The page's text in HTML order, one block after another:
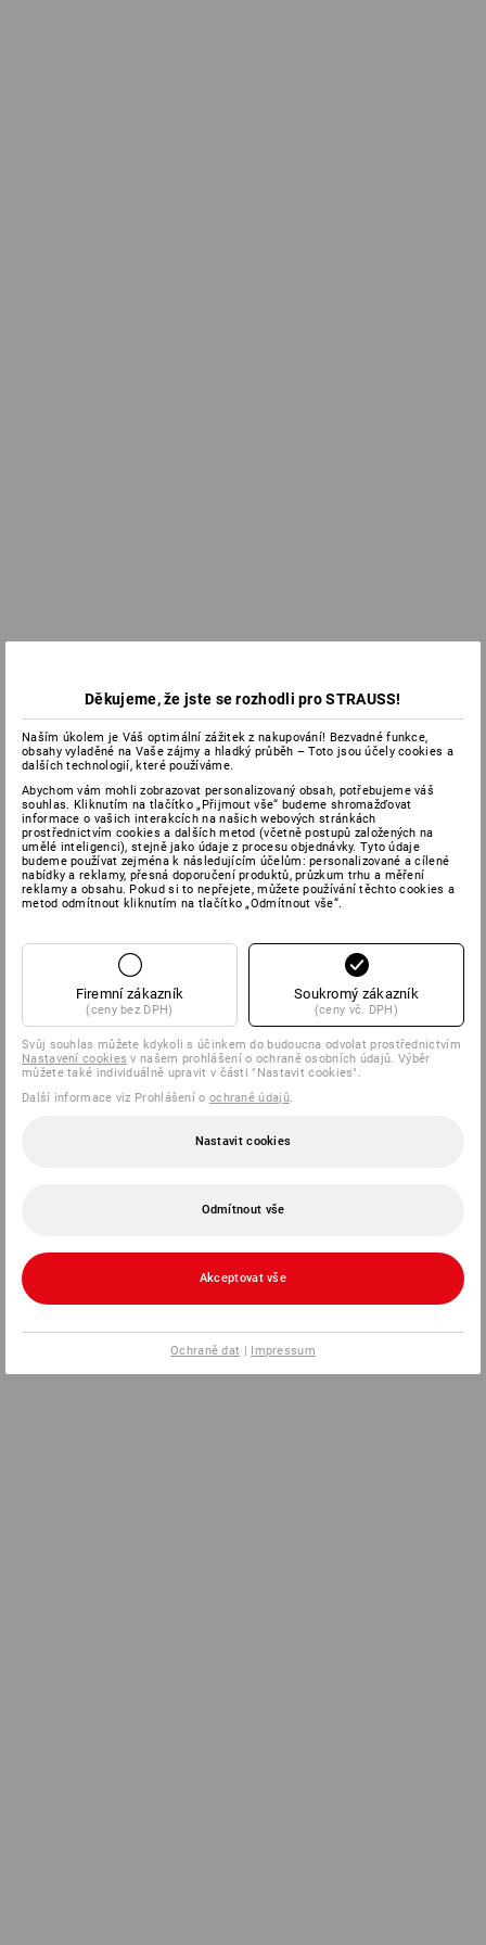
Děkujeme, že jste se rozhodli pro STRAUSS!
Naším úkolem je Váš optimální zážitek z nakupování! Bezvadné funkce,
obsahy vyladěné na Vaše zájmy a hladký průběh – Toto jsou účely cookies a
dalších technologií, které používáme.
Abychom vám mohli zobrazovat personalizovaný obsah, potřebujeme váš
souhlas. Kliknutím na tlačítko „Přijmout vše“ budeme shromažďovat
informace o vašich interakcích na našich webových stránkách
prostřednictvím cookies a dalších metod (včetně postupů založených na
umělé inteligenci), stejně jako údaje z procesu objednávky. Tyto údaje
budeme používat zejména k následujícím účelům: personalizované a cílené
nabídky a reklamy, přesná doporučení produktů, průzkum trhu a měření
reklamy a obsahu. Pokud si to nepřejete, můžete používání těchto cookies a
metod odmítnout kliknutím na tlačítko „Odmítnout vše“.
Firemní zákazník
(ceny bez DPH)
Soukromý zákazník
(ceny vč. DPH)
Svůj souhlas můžete kdykoli s účinkem do budoucna odvolat prostřednictvím
Nastavení cookies v našem prohlášení o ochraně osobních údajů. Výběr
můžete také individuálně upravit v části "Nastavit cookies".
Další informace viz Prohlášení o ochraně údajů.
Nastavit cookies
Odmítnout vše
Akceptovat vše
Ochraně dat | Impressum